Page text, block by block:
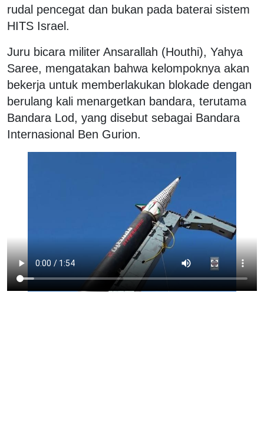
rudal pencegat dan bukan pada baterai sistem
HITS Israel.
Juru bicara militer Ansarallah (Houthi), Yahya
Saree, mengatakan bahwa kelompoknya akan
bekerja untuk memberlakukan blokade dengan
berulang kali menargetkan bandara, terutama
Bandara Lod, yang disebut sebagai Bandara
Internasional Ben Gurion.